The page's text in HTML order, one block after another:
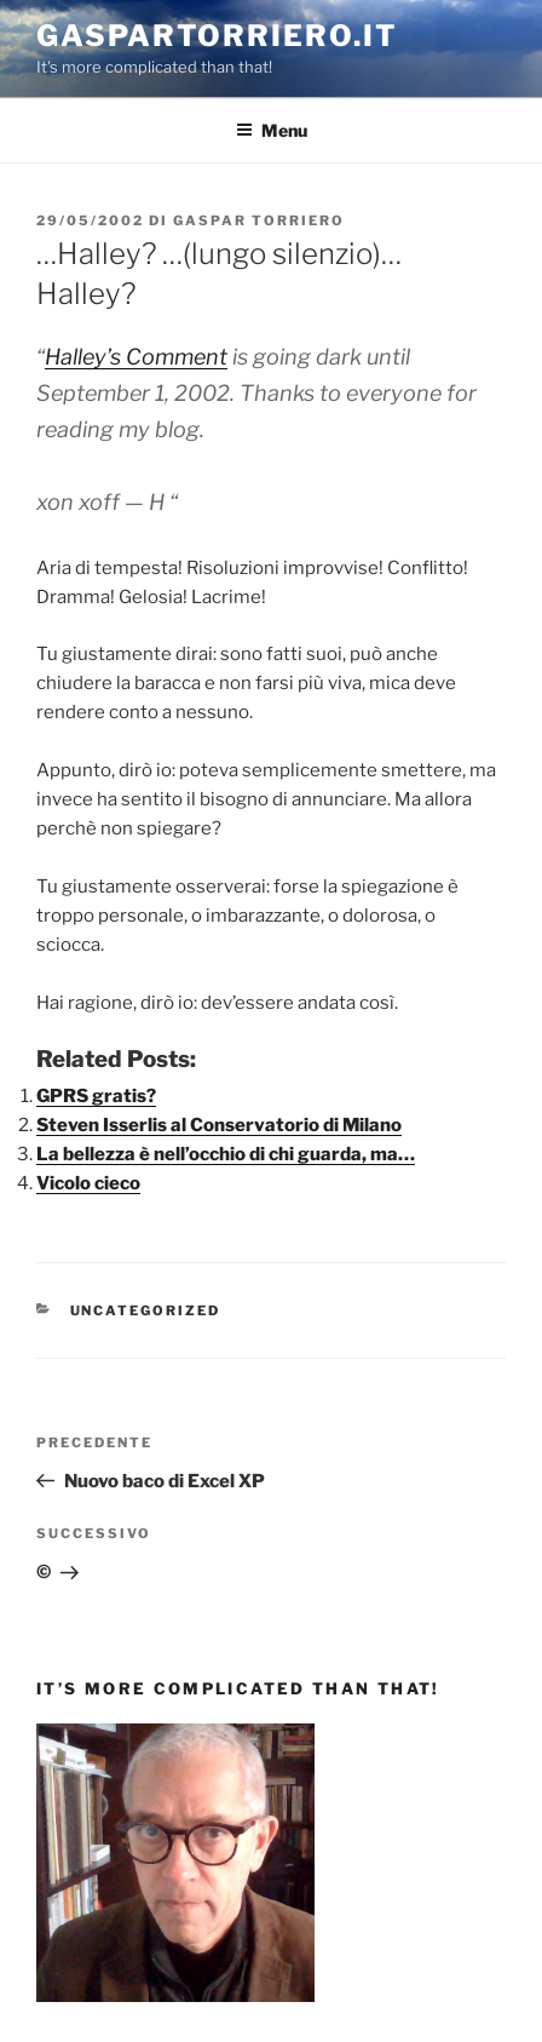
Salta
al
contenuto
GASPARTORRIERO.IT
It's more complicated than that!
Menu
PUBBLICATO
29/05/2002 DI GASPAR TORRIERO
…Halley? …(lungo silenzio)…
Halley?
“Halley’s Commentis going dark until
September 1, 2002. Thanks to everyone for
reading my blog.
xon xoff — H “
Aria di tempesta! Risoluzioni improvvise! Conflitto!
Dramma! Gelosia! Lacrime!
Tu giustamente dirai: sono fatti suoi, può anche
chiudere la baracca e non farsi più viva, mica deve
rendere conto a nessuno.
Appunto, dirò io: poteva semplicemente smettere, ma
invece ha sentito il bisogno di annunciare. Ma allora
perchè non spiegare?
Tu giustamente osserverai: forse la spiegazione è
troppo personale, o imbarazzante, o dolorosa, o
sciocca.
Hai ragione, dirò io: dev’essere andata così.
Related Posts:
GPRS gratis?
Steven Isserlis al Conservatorio di Milano
La bellezza è nell’occhio di chi guarda, ma…
Vicolo cieco
CATEGORIE
UNCATEGORIZED
Articolo
precedente:
PRECEDENTE
Nuovo baco di Excel XP
Articolo
successivo
SUCCESSIVO
©
IT’S MORE COMPLICATED THAN THAT!